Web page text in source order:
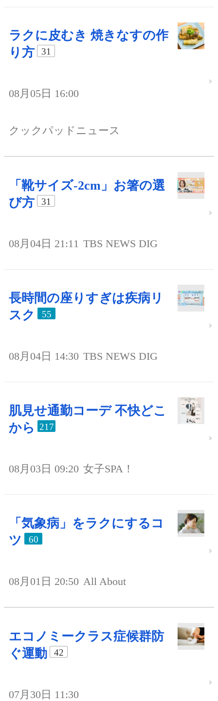
ラクに皮むき 焼きなすの作
り方
31
08月05日 16:00
クックパッドニュース
「靴サイズ-2cm」お箸の選
び方
31
08月04日 21:11 TBS NEWS DIG
長時間の座りすぎは疾病リ
スク
55
08月04日 14:30 TBS NEWS DIG
肌見せ通勤コーデ 不快どこ
から
217
08月03日 09:20 女子SPA！
「気象病」をラクにするコ
ツ
60
08月01日 20:50 All About
エコノミークラス症候群防
ぐ運動
42
07月30日 11:30